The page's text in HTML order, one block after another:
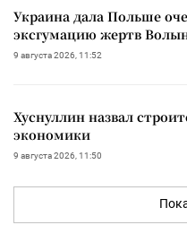
Украина дала Польше
эксгумацию жертв
9 августа 2026, 11:52
Хуснуллин назвал
экономики
9 августа 2026, 11:50